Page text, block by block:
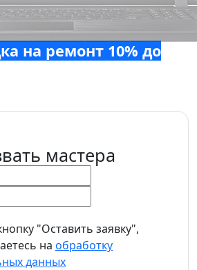
на ремонт 10% до
мастера
"Оставить заявку",
на обработку
данных